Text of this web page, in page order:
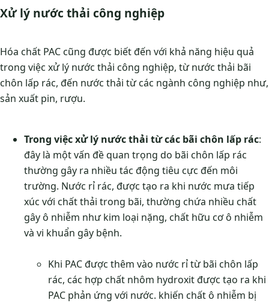
Xử lý nước thải công nghiệp
Hóa chất PAC cũng được biết đến với khả năng hiệu quả
trong việc xử lý nước thải công nghiệp, từ nước thải bãi
chôn lấp rác, đến nước thải từ các ngành công nghiệp như,
sản xuất pin, rượu.
Trong việc xử lý nước thải từ các bãi chôn lấp rác:
đây là một vấn đề quan trọng do bãi chôn lấp rác
thường gây ra nhiều tác động tiêu cực đến môi
trường. Nước rỉ rác, được tạo ra khi nước mưa tiếp
xúc với chất thải trong bãi, thường chứa nhiều chất
gây ô nhiễm như kim loại nặng, chất hữu cơ ô nhiễm
và vi khuẩn gây bệnh.
Khi PAC được thêm vào nước rỉ từ bãi chôn lấp
rác, các hợp chất nhôm hydroxit được tạo ra khi
PAC phản ứng với nước. khiến chất ô nhiễm bị